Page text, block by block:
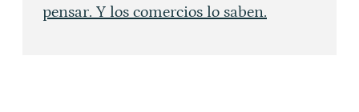
pensar. Y los comercios lo saben.